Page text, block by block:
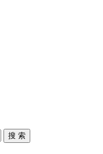
搜 索